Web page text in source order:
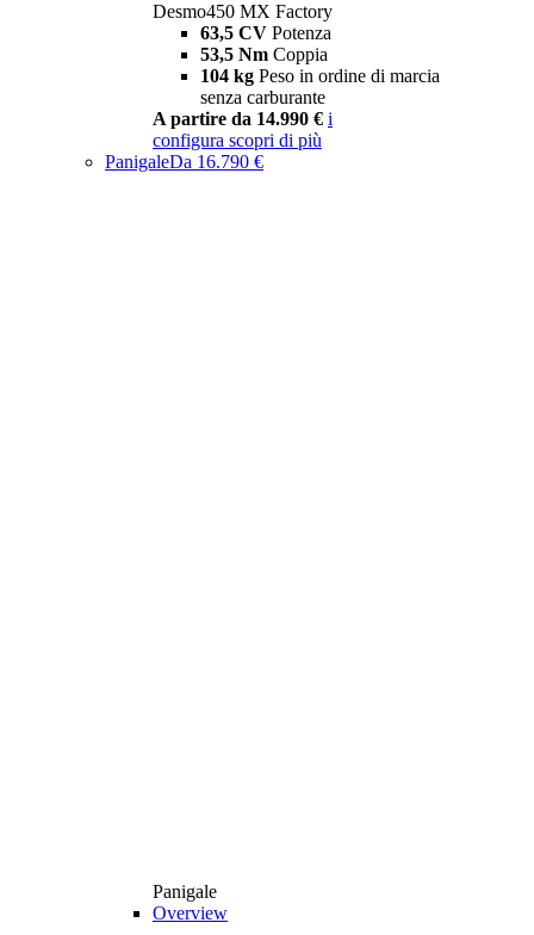
Desmo450 MX Factory
63,5 CV Potenza
53,5 Nm Coppia
104 kg Peso in ordine di marcia
senza carburante
A partire da 14.990 € i
configura scopri di più
PanigaleDa 16.790 €
Panigale
Overview